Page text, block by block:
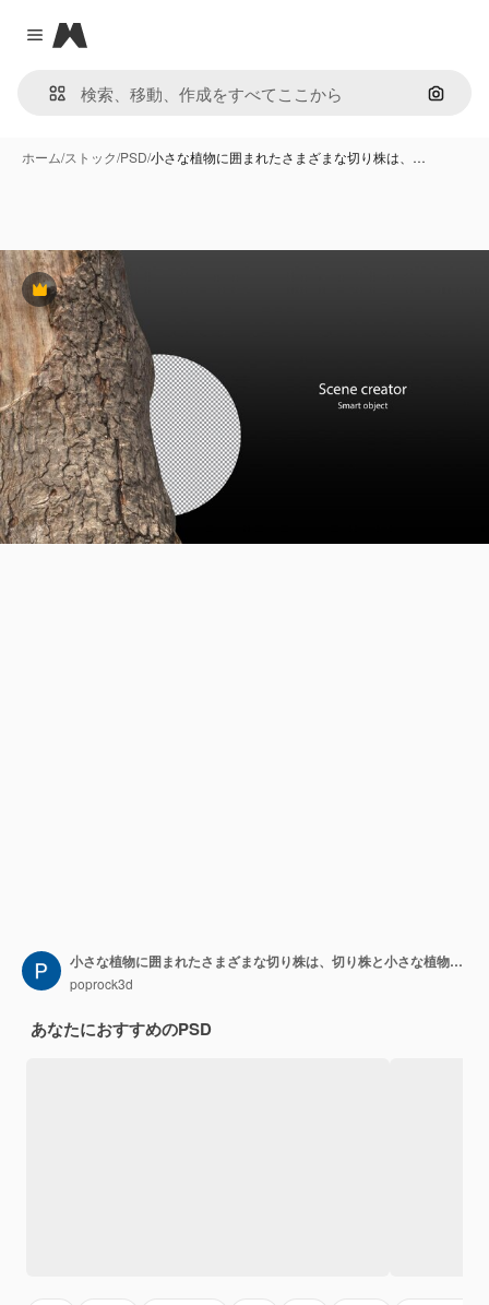
Close menu
Magnific
画像で
ホーム/ストック/PSD/小さな植物に囲まれたさまざまな切り株は、…
Premium
小さな植物に囲まれたさまざまな切り株は、切り株と小さな植物のクリッピングパスを分離しました
poprock3d
あなたにおすすめのPSD